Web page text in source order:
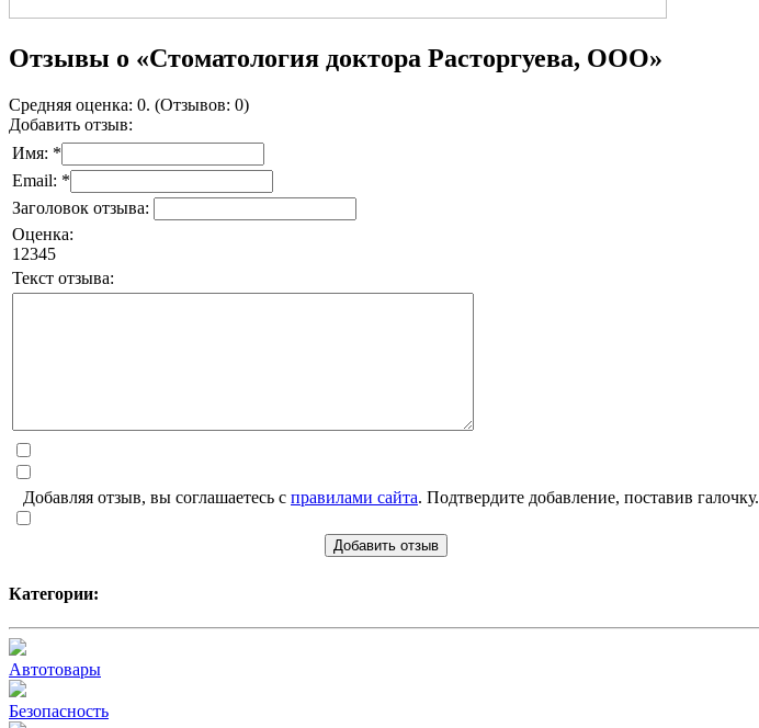
Отзывы о «Стоматология доктора Расторгуева, ООО»
Средняя оценка: 0. (Отзывов: 0)
Добавить отзыв:
Имя: *
Email: *
Заголовок отзыва:
Оценка:
1 2345
Текст отзыва:
Добавляя отзыв, вы соглашаетесь с правилами сайта. Подтвердите добавление, поставив галочку.
Добавить отзыв
Категории:
Автотовары
Безопасность